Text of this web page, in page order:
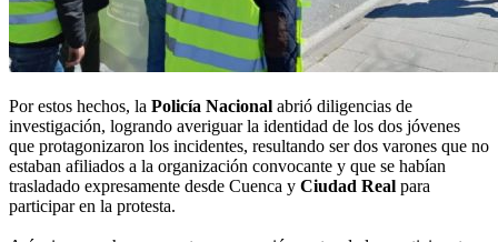
Por estos hechos, la Policía Nacional abrió diligencias de
investigación, logrando averiguar la identidad de los dos jóvenes
que protagonizaron los incidentes, resultando ser dos varones que no
estaban afiliados a la organización convocante y que se habían
trasladado expresamente desde Cuenca y Ciudad Real para
participar en la protesta.